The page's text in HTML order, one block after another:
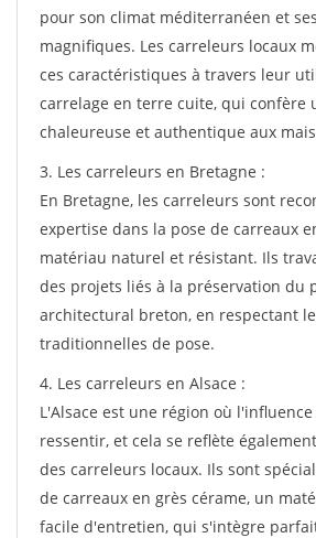
pour son climat méditerranéen et
magnifiques. Les carreleurs locaux
ces caractéristiques à travers leur
carrelage en terre cuite, qui confère
chaleureuse et authentique aux
3. Les carreleurs en Bretagne :
En Bretagne, les carreleurs sont
expertise dans la pose de carreaux
matériau naturel et résistant. Ils
des projets liés à la préservation du
architectural breton, en respectant
traditionnelles de pose.
4. Les carreleurs en Alsace :
L'Alsace est une région où
ressentir, et cela se reflète
des carreleurs locaux. Ils sont
de carreaux en grès cérame, un
facile d'entretien, qui s'intègre